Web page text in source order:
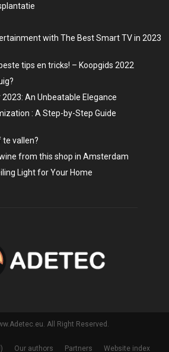
with The Best Smart TV in 2023
tips en tricks! – Koopgids 2022
An Unbeatable Elegance
: A Step-by-Step Guide
te vallen?
from this shop in Amsterdam
Light for Your Home
All Right Reserved.
Our authors Partners Website index